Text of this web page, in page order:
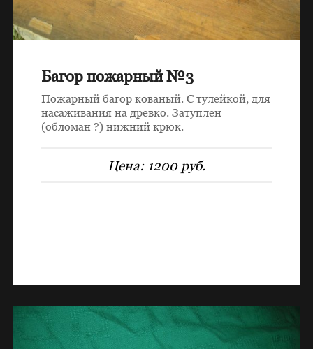
Багор пожарный №3
Пожарный багор кованый. С тулейкой, для
насаживания на древко. Затуплен
(обломан ?) нижний крюк.
Цена: 1200 руб.